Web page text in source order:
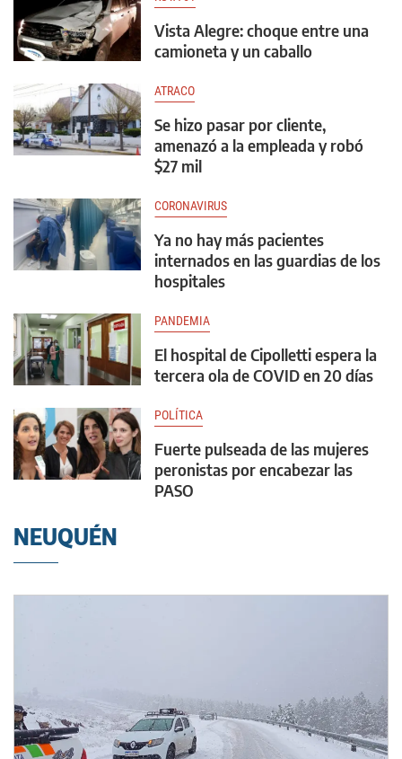
Vista Alegre: choque entre una
camioneta y un caballo
ATRACO
Se hizo pasar por cliente,
amenazó a la empleada y robó
$27 mil
CORONAVIRUS
Ya no hay más pacientes
internados en las guardias de los
hospitales
PANDEMIA
El hospital de Cipolletti espera la
tercera ola de COVID en 20 días
POLÍTICA
Fuerte pulseada de las mujeres
peronistas por encabezar las
PASO
NEUQUÉN